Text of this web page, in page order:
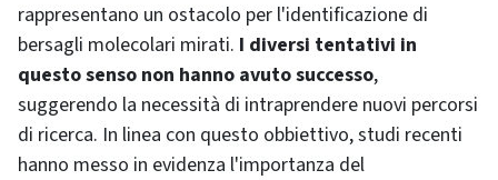
rappresentano un ostacolo per l'identificazione di
bersagli molecolari mirati. I diversi tentativi in
questo senso non hanno avuto successo,
suggerendo la necessità di intraprendere nuovi percorsi
di ricerca. In linea con questo obbiettivo, studi recenti
hanno messo in evidenza l'importanza del